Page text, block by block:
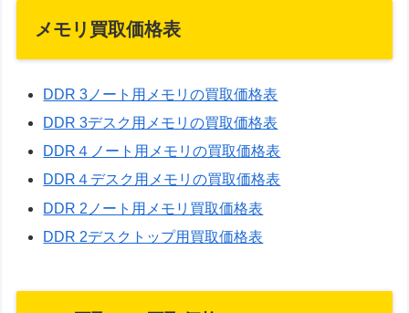
メモリ買取価格表
DDR 3ノート用メモリの買取価格表
DDR 3デスク用メモリの買取価格表
DDR４ノート用メモリの買取価格表
DDR４デスク用メモリの買取価格表
DDR 2ノート用メモリ買取価格表
DDR 2デスクトップ用買取価格表